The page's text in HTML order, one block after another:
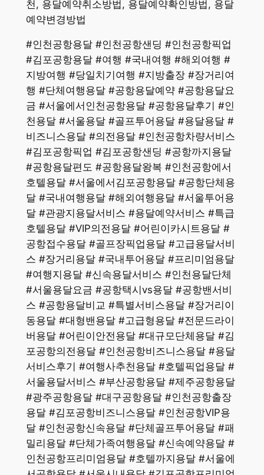
천, 용달예약취소방법, 용달예약확인방법, 용달
예약변경방법
#인천공항용달 #인천공항샌딩 #인천공항픽업
#김포공항용달 #여행 #국내여행 #해외여행 #
지방여행 #당일치기여행 #지방출장 #장거리여
행 #단체여행용달 #공항용달예약 #공항용달요
금 #서울에서인천공항용달 #공항용달후기 #인
천용달 #서울용달 #골프투어용달 #용달용달 #
비즈니스용달 #의전용달 #인천공항차량서비스
#김포공항픽업 #김포공항샌딩 #공항까지용달
#공항용달편도 #공항용달왕복 #인천공항에서
호텔용달 #서울에서김포공항용달 #공항단체용
달 #국내여행용달 #해외여행용달 #서울투어용
달 #관광지용달서비스 #용달예약서비스 #특급
호텔용달 #VIP의전용달 #어린이카시트용달 #
공항접수용달 #골프장픽업용달 #고급용달서비
스 #장거리용달 #국내투어용달 #프리미엄용달
#여행지용달 #신속용달서비스 #인천용달단체
#서울용달요금 #공항택시vs용달 #공항밴서비
스 #공항용달비교 #특별서비스용달 #장거리이
동용달 #대형밴용달 #고급형용달 #전문드라이
버용달 #어린이안전용달 #대규모단체용달 #김
포공항의전용달 #인천공항비즈니스용달 #용달
서비스후기 #여행사추천용달 #호텔픽업용달 #
서울용달서비스 #부산공항용달 #제주공항용달
#광주공항용달 #대구공항용달 #인천공항출장
용달 #김포공항비즈니스용달 #인천공항VIP용
달 #인천공항신속용달 #단체골프투어용달 #패
밀리용달 #단체가족여행용달 #신속예약용달 #
인천공항프리미엄용달 #호텔까지용달 #서울에